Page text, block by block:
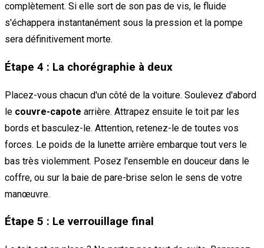
complètement. Si elle sort de son pas de vis, le fluide
s'échappera instantanément sous la pression et la pompe
sera définitivement morte.
Étape 4 : La chorégraphie à deux
Placez-vous chacun d'un côté de la voiture. Soulevez d'abord
le couvre-capote arrière. Attrapez ensuite le toit par les
bords et basculez-le. Attention, retenez-le de toutes vos
forces. Le poids de la lunette arrière embarque tout vers le
bas très violemment. Posez l'ensemble en douceur dans le
coffre, ou sur la baie de pare-brise selon le sens de votre
manœuvre.
Étape 5 : Le verrouillage final